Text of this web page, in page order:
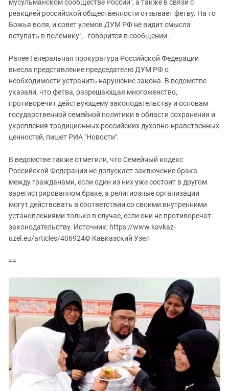
мусульманском сообществе России", а также в связи с
реакцией российской общественности отзывает фетву. На то
Божья воля, и совет улемов ДУМ РФ не видит смысла
вступать в полемику", - говорится в сообщении.
Ранее Генеральная прокуратура Российской Федерации
внесла представление председателю ДУМ РФ о
необходимости устранить нарушение закона. В ведомстве
указали, что фетва, разрешающая многоженство,
противоречит действующему законодательству и основам
государственной семейной политики в области сохранения и
укрепления традиционных российских духовно-нравственных
ценностей, пишет РИА "Новости".
В ведомстве также отметили, что Семейный кодекс
Российской Федерации не допускает заключение брака
между гражданами, если один из них уже состоит в другом
зарегистрированном браке, а религиозные организации
могут действовать в соответствии со своими внутренними
установлениями только в случае, если они не противоречат
законодательству. Источник: https://www.kavkaz-
uzel.eu/articles/406924© Кавказский Узел
==